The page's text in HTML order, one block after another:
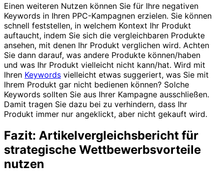
Einen weiteren Nutzen können Sie für Ihre negativen
Keywords in Ihren PPC-Kampagnen erzielen. Sie können
schnell feststellen, in welchem Kontext Ihr Produkt
auftaucht, indem Sie sich die vergleichbaren Produkte
ansehen, mit denen Ihr Produkt verglichen wird. Achten
Sie dann darauf, was andere Produkte können/haben
und was Ihr Produkt vielleicht nicht kann/hat. Wird mit
Ihren Keywords vielleicht etwas suggeriert, was Sie mit
Ihrem Produkt gar nicht bedienen können? Solche
Keywords sollten Sie aus Ihrer Kampagne ausschließen.
Damit tragen Sie dazu bei zu verhindern, dass Ihr
Produkt immer nur angeklickt, aber nicht gekauft wird.
Fazit: Artikelvergleichsbericht für
strategische Wettbewerbsvorteile
nutzen